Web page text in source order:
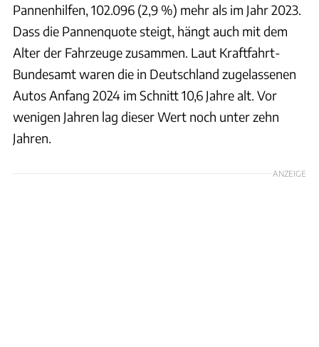
Pannenhilfen, 102.096 (2,9 %) mehr als im Jahr 2023.
Dass die Pannenquote steigt, hängt auch mit dem
Alter der Fahrzeuge zusammen. Laut Kraftfahrt-
Bundesamt waren die in Deutschland zugelassenen
Autos Anfang 2024 im Schnitt 10,6 Jahre alt. Vor
wenigen Jahren lag dieser Wert noch unter zehn
Jahren.
ANZEIGE